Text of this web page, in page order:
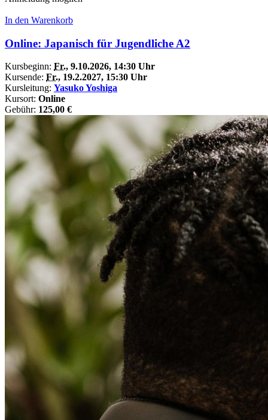
In den Warenkorb
Online: Japanisch für Jugendliche A2
Kursbeginn: Fr., 9.10.2026, 14:30 Uhr
Kursende: Fr., 19.2.2027, 15:30 Uhr
Kursleitung: Yasuko Yoshiga
Kursort: Online
Gebühr: 125,00 €